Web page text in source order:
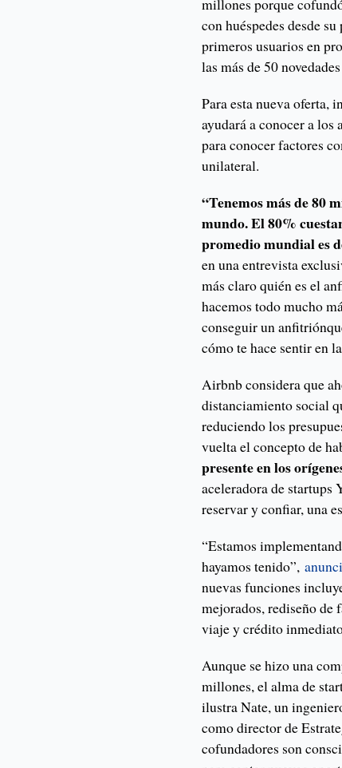
millones porque
con huéspedes desde
primeros usuarios en
las más de 50
Para esta nueva oferta,
ayudará a conocer a
para conocer factores
unilateral.
“Tenemos más de 80
mundo. El 80%
promedio mundial es
en una entrevista
más claro quién es el
hacemos todo mucho
conseguir un
cómo te hace sentir en
Airbnb considera que
distanciamiento social
reduciendo los
vuelta el concepto de
presente en los
aceleradora de startups
reservar y confiar, una
“Estamos
hayamos tenido”,
nuevas funciones
mejorados, rediseño de
viaje y crédito
Aunque se hizo una
millones, el alma de
ilustra Nate, un
como director de
cofundadores son